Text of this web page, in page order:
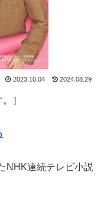
2023.10.04 2024.08.29
］
NHK連続テレビ小説